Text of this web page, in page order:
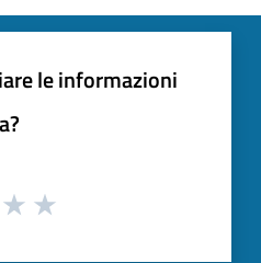
le informazioni